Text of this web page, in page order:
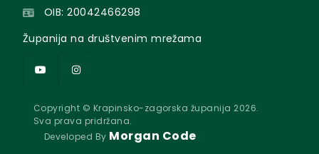
OIB: 20042466298
Županija na društvenim mrežama
Copyright © Krapinsko-zagorska županija 2026.
Sva prava pridržana.
Developed By Morgan Code